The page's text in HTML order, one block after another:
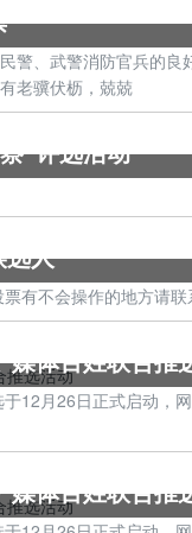
警、武警消防官兵的
老骥伏枥，兢兢
”评选活动
人
有不会操作的地方请
媒体百姓联合推
12月26日正式启动
媒体百姓联合推